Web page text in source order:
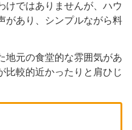
けではありませんが、ハウ
があり、シンプルながら料
地元の食堂的な雰囲気があ
比較的近かったりと肩ひじ